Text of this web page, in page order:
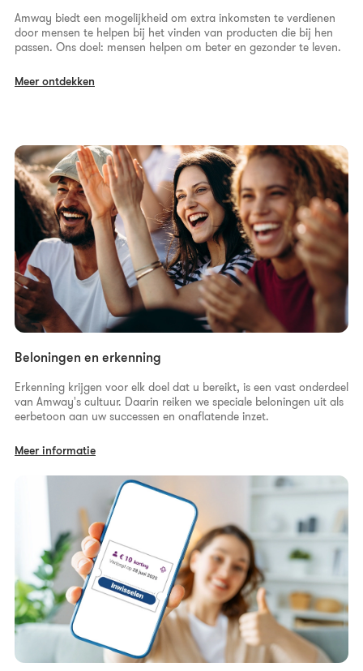
Amway biedt een mogelijkheid om extra inkomsten te verdienen
door mensen te helpen bij het vinden van producten die bij hen
passen. Ons doel: mensen helpen om beter en gezonder te leven.
Meer ontdekken
Beloningen en erkenning
Erkenning krijgen voor elk doel dat u bereikt, is een vast onderdeel
van Amway's cultuur. Daarin reiken we speciale beloningen uit als
eerbetoon aan uw successen en onaflatende inzet.
Meer informatie